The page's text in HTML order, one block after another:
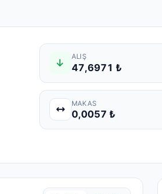
ALIŞ
47,6971 ₺
MAKAS
0,0057 ₺